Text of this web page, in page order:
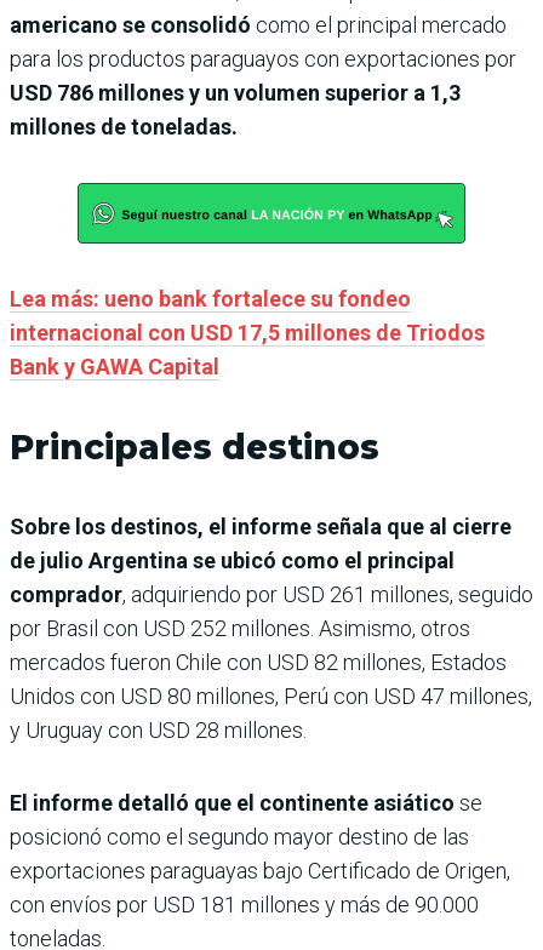
americano se consolidó como el principal mercado
para los productos paraguayos con exportaciones por
USD 786 millones y un volumen superior a 1,3
millones de toneladas.
Lea más: ueno bank fortalece su fondeo
internacional con USD 17,5 millones de Triodos
Bank y GAWA Capital
Principales destinos
Sobre los destinos, el informe señala que al cierre
de julio Argentina se ubicó como el principal
comprador, adquiriendo por USD 261 millones, seguido
por Brasil con USD 252 millones. Asimismo, otros
mercados fueron Chile con USD 82 millones, Estados
Unidos con USD 80 millones, Perú con USD 47 millones,
y Uruguay con USD 28 millones.
El informe detalló que el continente asiático se
posicionó como el segundo mayor destino de las
exportaciones paraguayas bajo Certificado de Origen,
con envíos por USD 181 millones y más de 90.000
toneladas.